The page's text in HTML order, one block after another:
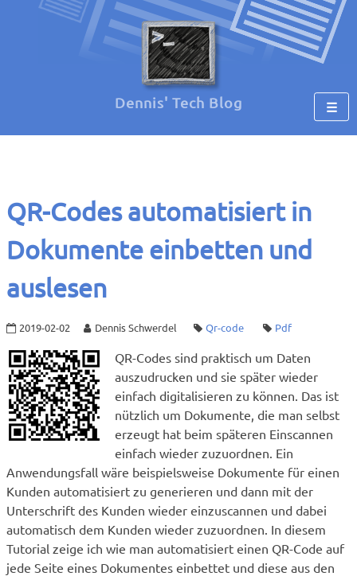
Dennis' Tech Blog ☰
QR-Codes automatisiert in
Dokumente einbetten und
auslesen
2019-02-02 Dennis Schwerdel Qr-code Pdf
QR-Codes sind praktisch um Daten
auszudrucken und sie später wieder
einfach digitalisieren zu können. Das ist
nützlich um Dokumente, die man selbst
erzeugt hat beim späteren Einscannen
einfach wieder zuzuordnen. Ein
Anwendungsfall wäre beispielsweise Dokumente für einen
Kunden automatisiert zu generieren und dann mit der
Unterschrift des Kunden wieder einzuscannen und dabei
automatisch dem Kunden wieder zuzuordnen. In diesem
Tutorial zeige ich wie man automatisiert einen QR-Code auf
jede Seite eines Dokumentes einbettet und diese aus den